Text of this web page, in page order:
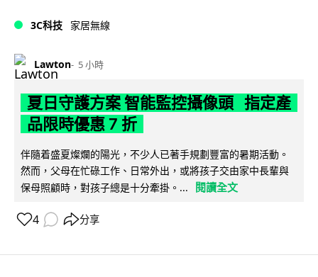
3C科技 家居無線
Lawton 5 小時
夏日守護方案 智能監控攝像頭 指定產
品限時優惠 7 折
伴隨着盛夏燦爛的陽光，不少人已著手規劃豐富的暑期活動。
然而，父母在忙碌工作、日常外出，或將孩子交由家中長輩與
保母照顧時，對孩子總是十分牽掛。...
閱讀全文
4 分享